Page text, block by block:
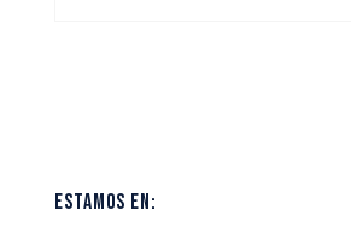
estamos en: